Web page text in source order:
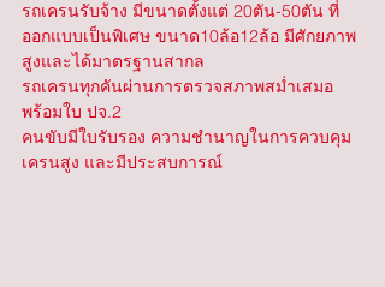
รถเครนรับจ้าง มีขนาดตั้งแต่ 20ตัน-50ตัน ที่
ออกแบบเป็นพิเศษ ขนาด10ล้อ12ล้อ มีศักยภาพ
สูงและได้มาตรฐานสากล
รถเครนทุกคันผ่านการตรวจสภาพสม่ำเสมอ
พร้อมใบ ปจ.2
คนขับมีใบรับรอง ความชำนาญในการควบคุม
เครนสูง และมีประสบการณ์